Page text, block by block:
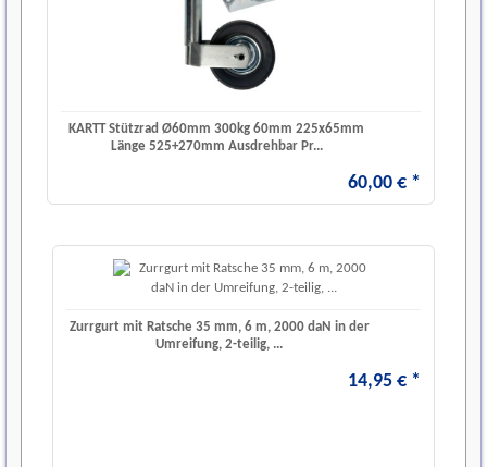
KARTT Stützrad Ø60mm 300kg 60mm 225x65mm
Länge 525+270mm Ausdrehbar Pr...
60,00 € *
Zurrgurt mit Ratsche 35 mm, 6 m, 2000 daN in der
Umreifung, 2-teilig, ...
14,95 € *